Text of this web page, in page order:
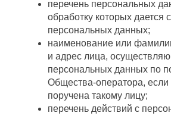
перечень персональных
обработку которых дается
персональных данных;
наименование или
и адрес лица,
персональных данных по
Общества-оператора, если
поручена такому лицу;
перечень действий с